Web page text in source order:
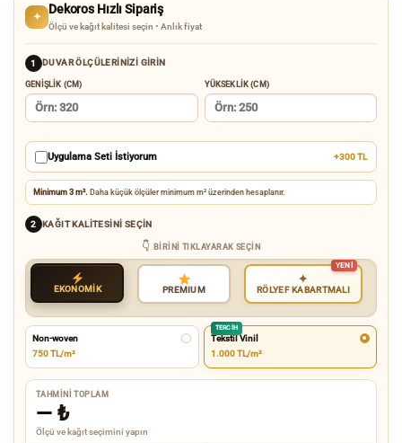
✦
Dekoros Hızlı Sipariş
Ölçü ve kağıt kalitesi seçin • Anlık fiyat
1 DUVAR ÖLÇÜLERINIZI GIRIN
GENIŞLIK (CM) YÜKSEKLIK (CM)
Uygulama Seti İstiyorum +300 TL
Minimum 3 m². Daha küçük ölçüler minimum m² üzerinden hesaplanır.
2 KAĞIT KALITESINI SEÇIN
BIRINI TIKLAYARAK SEÇIN
EKONOMİK PREMIUM
✦
RÖLYEF KABARTMALI
Non-woven
750 TL/m²
TERCIH
Tekstil Vinil
1.000 TL/m²
TAHMINI TOPLAM
— ₺
Ölçü ve kağıt seçimini yapın